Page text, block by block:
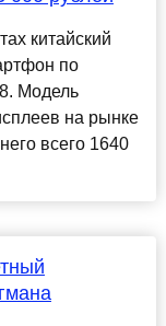
китайский
по
Модель
на рынке
всего 1640